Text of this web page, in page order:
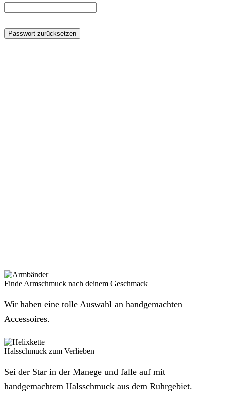
Passwort zurücksetzen
Finde Armschmuck nach deinem Geschmack
Wir haben eine tolle Auswahl an handgemachten
Accessoires.
Halsschmuck zum Verlieben
Sei der Star in der Manege und falle auf mit
handgemachtem Halsschmuck aus dem Ruhrgebiet.